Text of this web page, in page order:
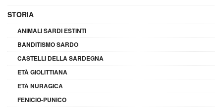
STORIA
ANIMALI SARDI ESTINTI
BANDITISMO SARDO
CASTELLI DELLA SARDEGNA
ETÀ GIOLITTIANA
ETÀ NURAGICA
FENICIO-PUNICO